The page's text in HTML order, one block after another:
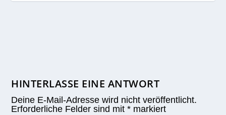
HINTERLASSE EINE ANTWORT
Deine E-Mail-Adresse wird nicht veröffentlicht.
Erforderliche Felder sind mit* markiert